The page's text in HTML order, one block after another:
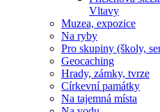
Vltavy
Muzea, expozice
Na ryby
Pro skupiny (školy,
Geocaching
Hrady, zámky, tvrze
Církevní památky
Na tajemná místa